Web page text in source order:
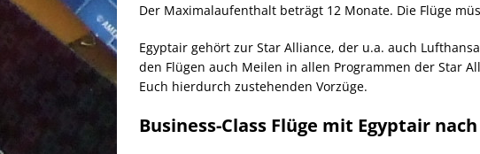
Der Maximalaufenthalt beträgt 12 Monate. Die Flüge
Egyptair gehört zur Star Alliance, der u.a. auch
den Flügen auch Meilen in allen Programmen der Star
Euch hierdurch zustehenden Vorzüge.
Business-Class Flüge mit Egyptair